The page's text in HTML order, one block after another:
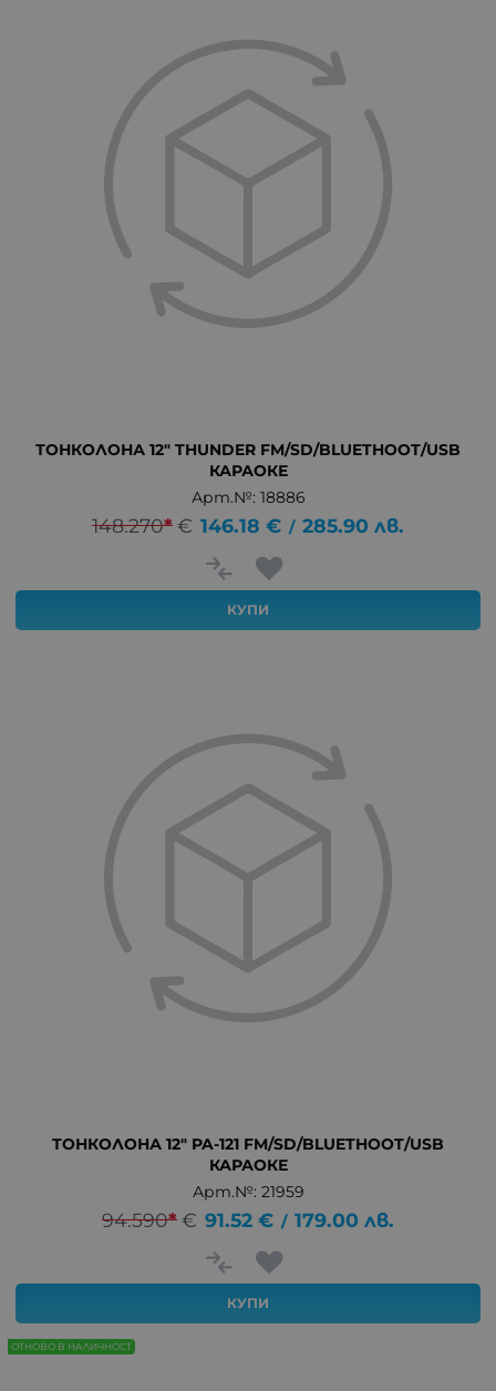
ТОНКОЛОНА 12" THUNDER FM/SD/BLUETHOOT/USB
КАРАОКЕ
Арт.№: 18886
148.270*€ 146.18 € / 285.90 лв.
КУПИ
ТОНКОЛОНА 12" PA-121 FM/SD/BLUETHOOT/USB
КАРАОКЕ
Арт.№: 21959
94.590*€ 91.52 € / 179.00 лв.
КУПИ
ОТНОВО В НАЛИЧНОСТ